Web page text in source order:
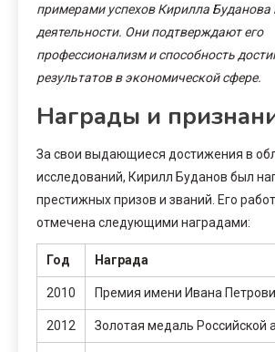
примерами успехов Кирилла Буданова
деятельности. Они подтверждают его
профессионализм и способность
результатов в экономической сфере.
Награды и
За свои выдающиеся достижения в
исследований, Кирилл Буданов был
престижных призов и званий. Его
отмечена следующими наградами:
Год Награда
2010 Премия имени Ивана
2012 Золотая медаль Российской